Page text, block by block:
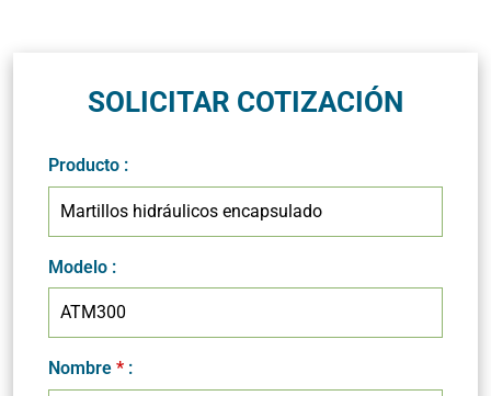
SOLICITAR COTIZACIÓN
Producto :
Modelo :
Nombre * :